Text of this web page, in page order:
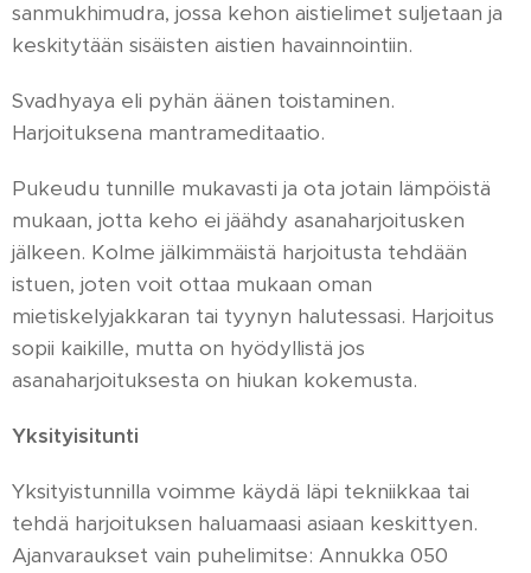
sanmukhimudra, jossa kehon aistielimet suljetaan ja
keskitytään sisäisten aistien havainnointiin.
Svadhyaya eli pyhän äänen toistaminen.
Harjoituksena mantrameditaatio.
Pukeudu tunnille mukavasti ja ota jotain lämpöistä
mukaan, jotta keho ei jäähdy asanaharjoitusken
jälkeen. Kolme jälkimmäistä harjoitusta tehdään
istuen, joten voit ottaa mukaan oman
mietiskelyjakkaran tai tyynyn halutessasi. Harjoitus
sopii kaikille, mutta on hyödyllistä jos
asanaharjoituksesta on hiukan kokemusta.
Yksityisitunti
Yksityistunnilla voimme käydä läpi tekniikkaa tai
tehdä harjoituksen haluamaasi asiaan keskittyen.
Ajanvaraukset vain puhelimitse: Annukka 050